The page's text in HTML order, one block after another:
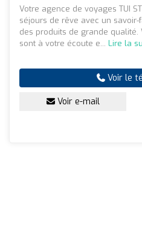
Votre agence de voyages TUI
séjours de rêve avec un
des produits de grande qualité.
sont à votre écoute e... Lire la
Voir le
Voir e-mail